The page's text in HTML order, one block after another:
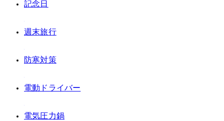
#記念日
#週末旅行
#防寒対策
#電動ドライバー
#電気圧力鍋